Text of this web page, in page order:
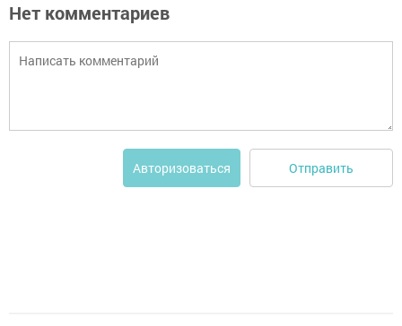
Нет комментариев
Авторизоваться Отправить